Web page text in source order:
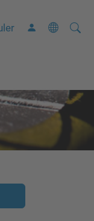
Cerca
C
a
a